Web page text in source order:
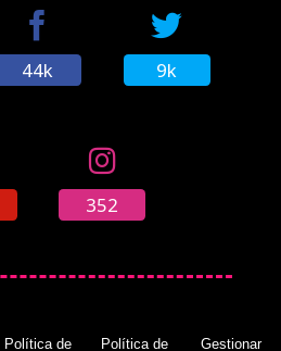
44k 9k
352
Política de
Política de
Gestionar